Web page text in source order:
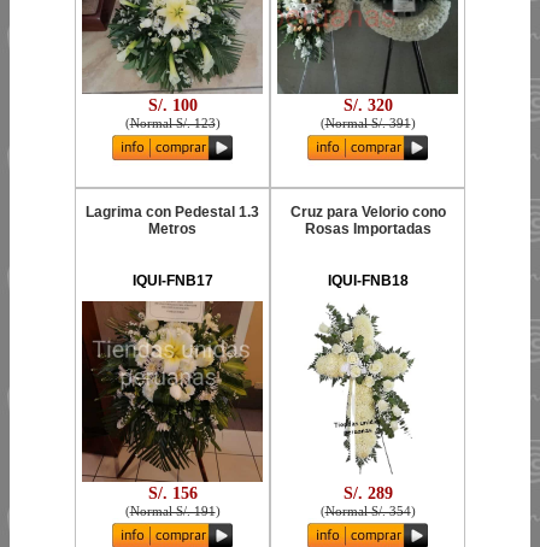
S/. 100
(Normal S/. 123)
S/. 320
(Normal S/. 391)
Lagrima con Pedestal 1.3
Metros
IQUI-FNB17
S/. 156
(Normal S/. 191)
Cruz para Velorio cono
Rosas Importadas
IQUI-FNB18
S/. 289
(Normal S/. 354)